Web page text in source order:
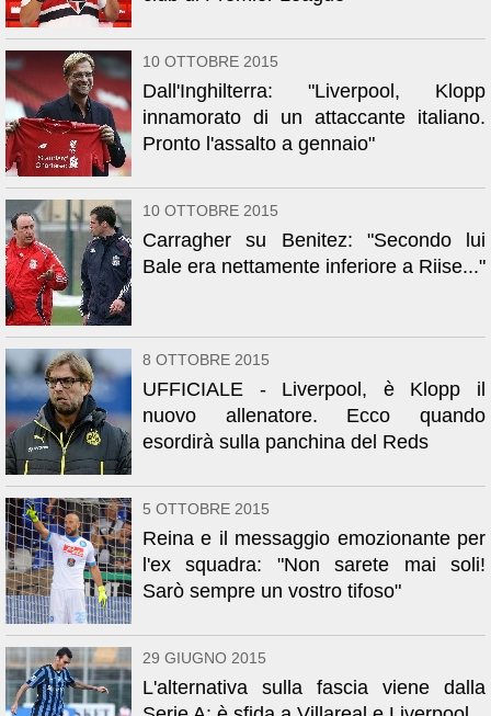
10 OTTOBRE 2015
Dall'Inghilterra: "Liverpool, Klopp
innamorato di un attaccante italiano.
Pronto l'assalto a gennaio"
10 OTTOBRE 2015
Carragher su Benitez: "Secondo lui
Bale era nettamente inferiore a Riise..."
8 OTTOBRE 2015
UFFICIALE - Liverpool, è Klopp il
nuovo allenatore. Ecco quando
esordirà sulla panchina del Reds
5 OTTOBRE 2015
Reina e il messaggio emozionante per
l'ex squadra: "Non sarete mai soli!
Sarò sempre un vostro tifoso"
29 GIUGNO 2015
L'alternativa sulla fascia viene dalla